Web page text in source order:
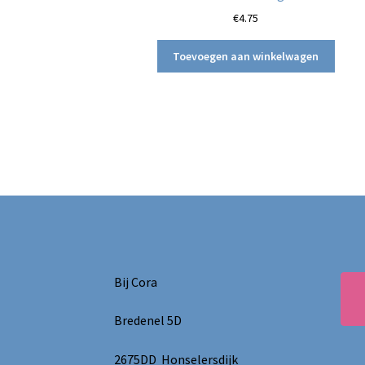
€4.75
Toevoegen aan winkelwagen
Bij Cora
Bredenel 5D
2675DD Honselersdijk